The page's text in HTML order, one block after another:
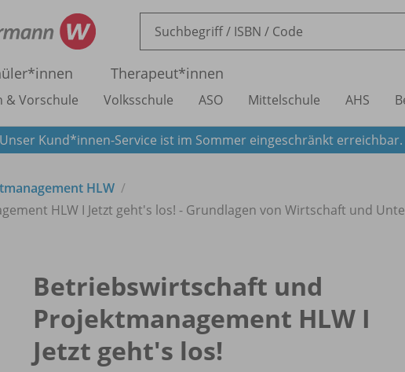
Therapeut*innen
& Vorschule Volksschule ASO Mittelschule AHS
Kund*innen-Service ist im Sommer eingeschränkt erreichbar.
HLW
HLW I Jetzt geht's los! - Grundlagen von Wirtschaft und
Betriebswirtschaft und
Projektmanagement HLW I
Jetzt geht's los!